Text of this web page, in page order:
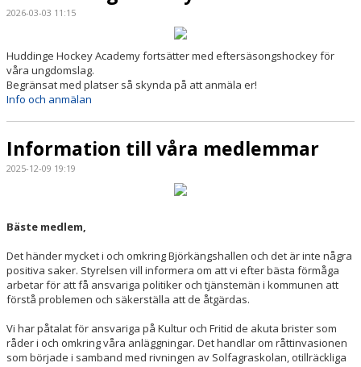
2026-03-03 11:15
Huddinge Hockey Academy fortsätter med eftersäsongshockey för
våra ungdomslag.
Begränsat med platser så skynda på att anmäla er!
Info och anmälan
Information till våra medlemmar
2025-12-09 19:19
Bäste medlem,
Det händer mycket i och omkring Björkängshallen och det är inte några
positiva saker. Styrelsen vill informera om att vi efter bästa förmåga
arbetar för att få ansvariga politiker och tjänstemän i kommunen att
förstå problemen och säkerställa att de åtgärdas.
Vi har påtalat för ansvariga på Kultur och Fritid de akuta brister som
råder i och omkring våra anläggningar. Det handlar om råttinvasionen
som började i samband med rivningen av Solfagraskolan, otillräckliga